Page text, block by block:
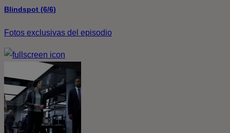
Blindspot (6/6)
Fotos exclusivas del episodio